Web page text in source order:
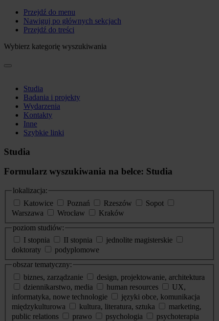
Przejdź do menu
Nawiguj po głównych sekcjach
Przejdź do treści
Wybierz kategorię wyszukiwania
Studia
Badania i projekty
Wydarzenia
Kontakty
Inne
Szybkie linki
Studia
Formularz wyszukiwania na belce: Studia
lokalizacja:
Katowice
Poznań Rzeszów
Sopot
Warszawa
Wrocław
Kraków
poziom studiów:
I stopnia
II stopnia
jednolite magisterskie
doktoraty
podyplomowe
obszar tematyczny:
biznes, zarządzanie
design, projektowanie, architektura
dziennikarstwo, media
human resources
UX,
informatyka, nowe technologie
języki obce, komunikacja
międzykulturowa
kultura, literatura, sztuka
marketing,
public relations
prawo psychologia
psychoterapia